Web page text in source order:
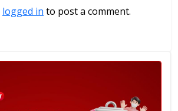
logged in to post a comment.